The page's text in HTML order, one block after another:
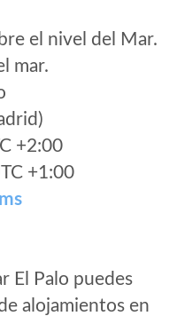
el nivel del Mar.
mar.
+2:00
+1:00
El Palo puedes
alojamientos en